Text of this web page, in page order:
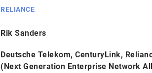
RELIANCE
Rik Sanders
Deutsche Telekom, CenturyLink,
(Next Generation Enterprise Network